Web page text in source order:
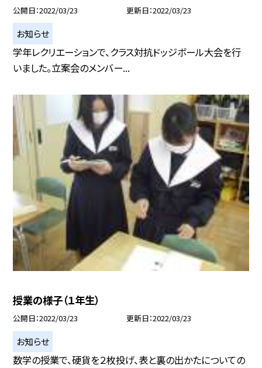
公開日 2022/03/23 更新日 2022/03/23
お知らせ
学年レクリエーションで、クラス対抗ドッジボール大会を行
いました。立案会のメンバー...
授業の様子（１年生）
公開日 2022/03/23 更新日 2022/03/23
お知らせ
数学の授業で、硬貨を２枚投げ、表と裏の出かたについての